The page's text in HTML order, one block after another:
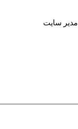
مدير سايت